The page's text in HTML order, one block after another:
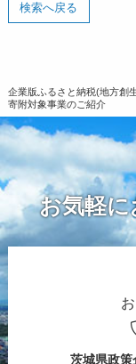
検索へ戻る
企業版ふるさと納税(地方創
寄附対象事業のご紹介
お気軽
茨城県政策